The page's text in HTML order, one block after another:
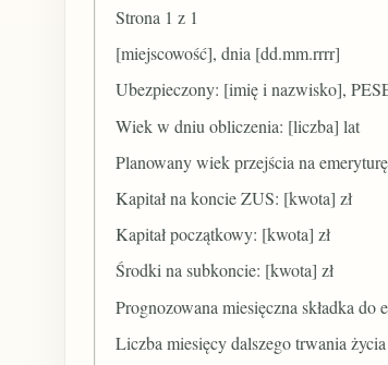
Strona 1 z 1
[miejscowość], dnia [dd.mm.rrrr]
Ubezpieczony: [imię i nazwisko],
Wiek w dniu obliczenia: [liczba] lat
Planowany wiek przejścia na
Kapitał na koncie ZUS: [kwota] zł
Kapitał początkowy: [kwota] zł
Środki na subkoncie: [kwota] zł
Prognozowana miesięczna składka do
Liczba miesięcy dalszego trwania